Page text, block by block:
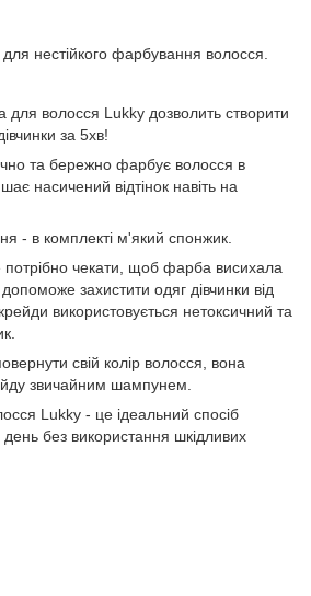
нестійкого фарбування волосся.
для волосся Lukky дозволить створити
за 5хв!
та бережно фарбує волосся в
насичений відтінок навіть на
- в комплекті м'який спонжик.
чекати, щоб фарба висихала
захистити одяг дівчинки від
використовується нетоксичний та
свій колір волосся, вона
звичайним шампунем.
Lukky - це ідеальний спосіб
без використання шкідливих